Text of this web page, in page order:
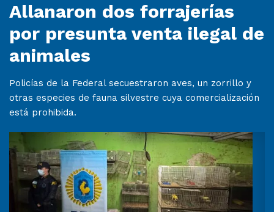
Allanaron dos forrajerías
por presunta venta ilegal de
animales
Policías de la Federal secuestraron aves, un zorrillo y
otras especies de fauna silvestre cuya comercialización
está prohibida.